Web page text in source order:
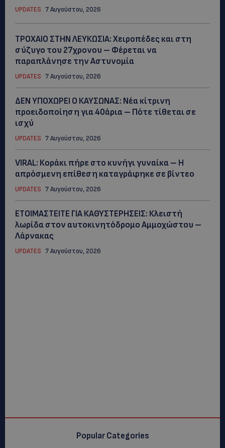
UPDATES 7 Αυγούστου, 2026
ΤΡΟΧΑΙΟ ΣΤΗΝ ΛΕΥΚΩΣΙΑ: Χειροπέδες και στη
σύζυγο του 27χρονου – Φέρεται να
παραπλάνησε την Αστυνομία
UPDATES 7 Αυγούστου, 2026
ΔΕΝ ΥΠΟΧΩΡΕΙ Ο ΚΑΥΣΩΝΑΣ: Νέα κίτρινη
προειδοποίηση για 40άρια – Πότε τίθεται σε
ισχύ
UPDATES 7 Αυγούστου, 2026
VIRAL: Κοράκι πήρε στο κυνήγι γυναίκα – Η
απρόσμενη επίθεση καταγράφηκε σε βίντεο
UPDATES 7 Αυγούστου, 2026
ΕΤΟΙΜΑΣΤΕΙΤΕ ΓΙΑ ΚΑΘΥΣΤΕΡΗΣΕΙΣ: Κλειστή
λωρίδα στον αυτοκινητόδρομο Αμμοχώστου –
Λάρνακας
UPDATES 7 Αυγούστου, 2026
Popular Categories